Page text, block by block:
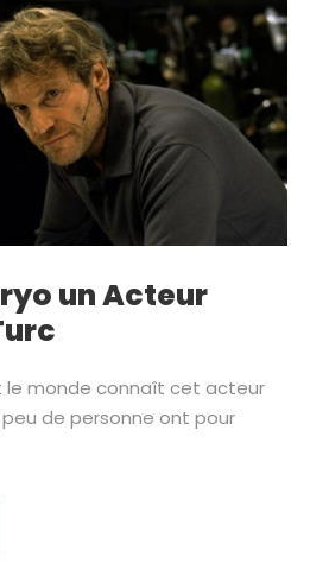
un Acteur
le monde connaît cet acteur
de personne ont pour